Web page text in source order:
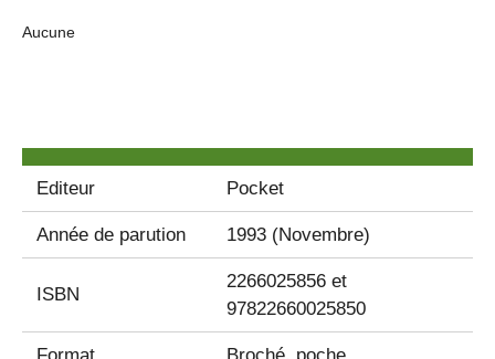
Aucune
Editeur Pocket
Année de parution 1993 (Novembre)
ISBN
2266025856 et
97822660025850
Format Broché, poche